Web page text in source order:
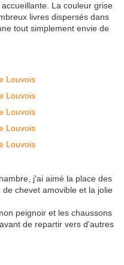
La couleur grise
livres dispersés dans
tout simplement envie de
j'ai aimé la place des
chevet amovible et la jolie
peignoir et les chaussons
de repartir vers d'autres